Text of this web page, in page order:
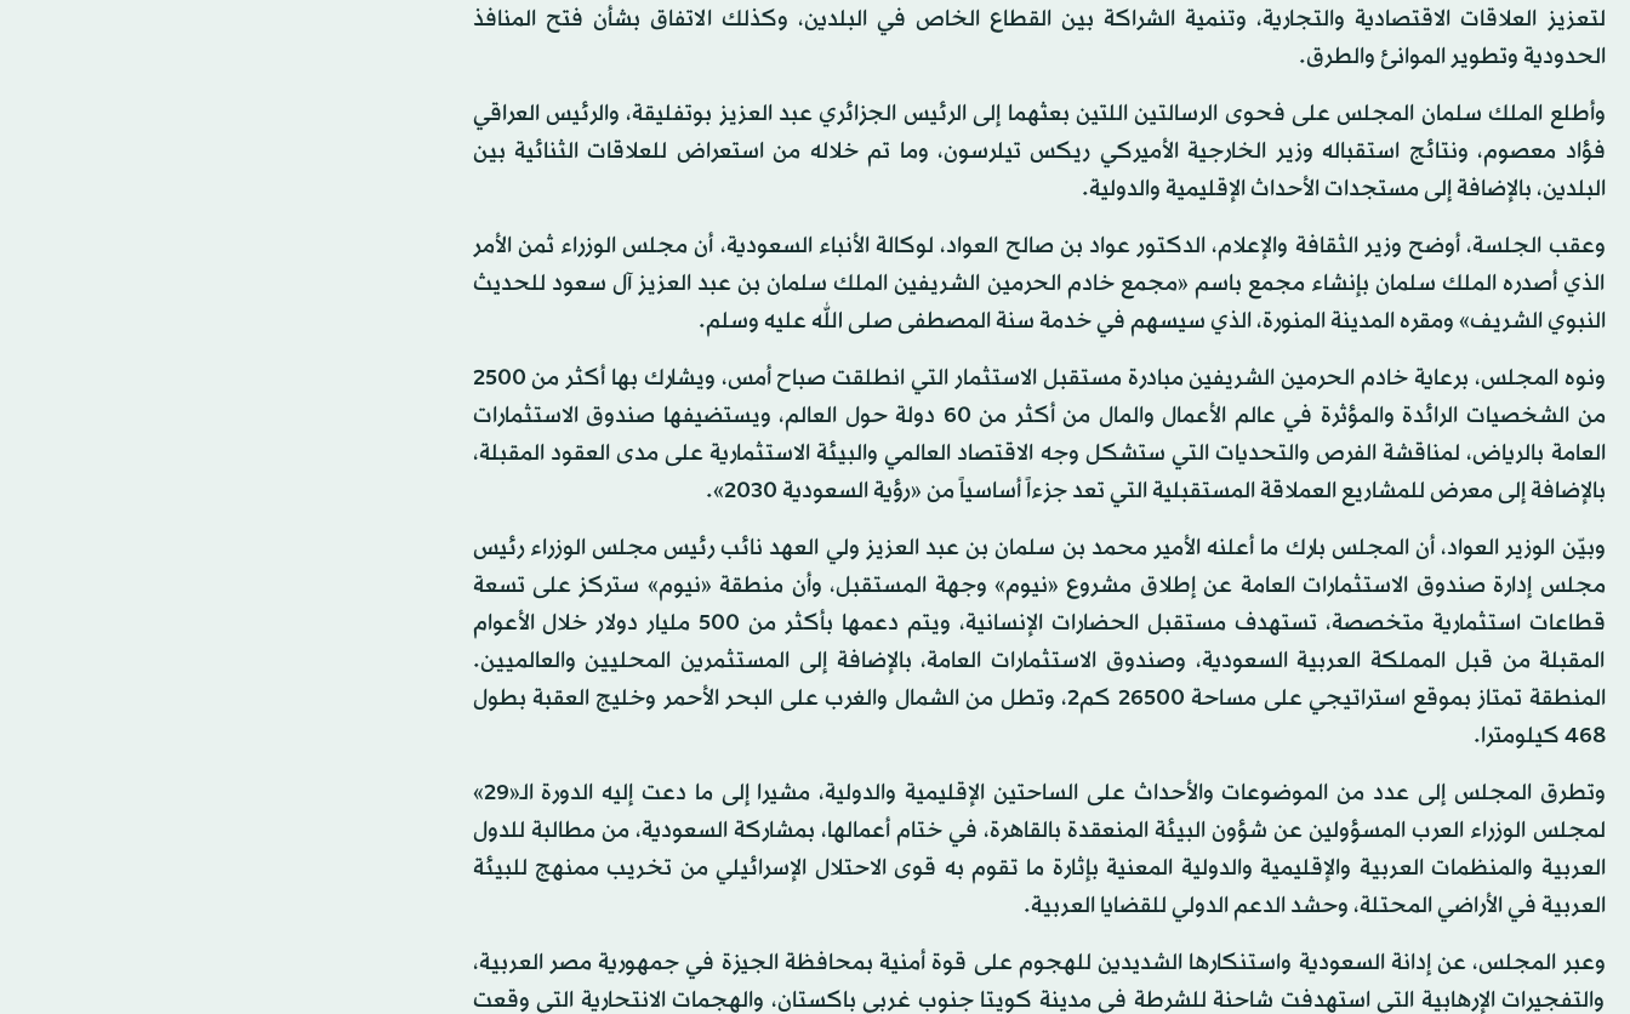
لتعزيز العلاقات الاقتصادية والتجارية، وتنمية الشراكة بين القطاع الخاص في البلدين، وكذلك الاتفاق بشأن فتح المنافذ
الحدودية وتطوير الموانئ والطرق.
وأطلع الملك سلمان المجلس على فحوى الرسالتين اللتين بعثهما إلى الرئيس الجزائري عبد العزيز بوتفليقة، والرئيس العراقي
فؤاد معصوم، ونتائج استقباله وزير الخارجية الأميركي ريكس تيلرسون، وما تم خلاله من استعراض للعلاقات الثنائية بين
البلدين، بالإضافة إلى مستجدات الأحداث الإقليمية والدولية.
وعقب الجلسة، أوضح وزير الثقافة والإعلام، الدكتور عواد بن صالح العواد، لوكالة الأنباء السعودية، أن مجلس الوزراء ثمن الأمر
الذي أصدره الملك سلمان بإنشاء مجمع باسم «مجمع خادم الحرمين الشريفين الملك سلمان بن عبد العزيز آل سعود للحديث
النبوي الشريف» ومقره المدينة المنورة، الذي سيسهم في خدمة سنة المصطفى صلى الله عليه وسلم.
ونوه المجلس، برعاية خادم الحرمين الشريفين مبادرة مستقبل الاستثمار التي انطلقت صباح أمس، ويشارك بها أكثر من 2500
من الشخصيات الرائدة والمؤثرة في عالم الأعمال والمال من أكثر من 60 دولة حول العالم، ويستضيفها صندوق الاستثمارات
العامة بالرياض، لمناقشة الفرص والتحديات التي ستشكل وجه الاقتصاد العالمي والبيئة الاستثمارية على مدى العقود المقبلة،
بالإضافة إلى معرض للمشاريع العملاقة المستقبلية التي تعد جزءاً أساسياً من «رؤية السعودية 2030».
وبيّن الوزير العواد، أن المجلس بارك ما أعلنه الأمير محمد بن سلمان بن عبد العزيز ولي العهد نائب رئيس مجلس الوزراء رئيس
مجلس إدارة صندوق الاستثمارات العامة عن إطلاق مشروع «نيوم» وجهة المستقبل، وأن منطقة «نيوم» ستركز على تسعة
قطاعات استثمارية متخصصة، تستهدف مستقبل الحضارات الإنسانية، ويتم دعمها بأكثر من 500 مليار دولار خلال الأعوام
المقبلة من قبل المملكة العربية السعودية، وصندوق الاستثمارات العامة، بالإضافة إلى المستثمرين المحليين والعالميين.
المنطقة تمتاز بموقع استراتيجي على مساحة 26500 كم2، وتطل من الشمال والغرب على البحر الأحمر وخليج العقبة بطول
468 كيلومترا.
وتطرق المجلس إلى عدد من الموضوعات والأحداث على الساحتين الإقليمية والدولية، مشيرا إلى ما دعت إليه الدورة الـ«29»
لمجلس الوزراء العرب المسؤولين عن شؤون البيئة المنعقدة بالقاهرة، في ختام أعمالها، بمشاركة السعودية، من مطالبة للدول
العربية والمنظمات العربية والإقليمية والدولية المعنية بإثارة ما تقوم به قوى الاحتلال الإسرائيلي من تخريب ممنهج للبيئة
العربية في الأراضي المحتلة، وحشد الدعم الدولي للقضايا العربية.
وعبر المجلس، عن إدانة السعودية واستنكارها الشديدين للهجوم على قوة أمنية بمحافظة الجيزة في جمهورية مصر العربية،
والتفجيرات الإرهابية التي استهدفت شاحنة للشرطة في مدينة كويتا جنوب غربي باكستان، والهجمات الانتحارية التي وقعت